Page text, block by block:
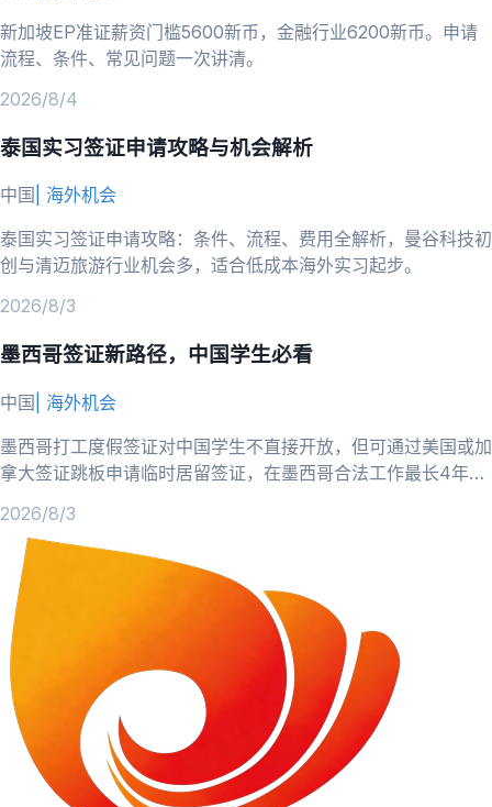
新加坡EP准证薪资门槛5600新币，金融行业6200新币。申请
流程、条件、常见问题一次讲清。
2026/8/4
泰国实习签证申请攻略与机会解析
中国
海外机会
泰国实习签证申请攻略：条件、流程、费用全解析，曼谷科技初
创与清迈旅游行业机会多，适合低成本海外实习起步。
2026/8/3
墨西哥签证新路径，中国学生必看
中国 海外机会
墨西哥打工度假签证对中国学生不直接开放，但可通过美国或加
拿大签证跳板申请临时居留签证，在墨西哥合法工作最长4年，
2026/8/3